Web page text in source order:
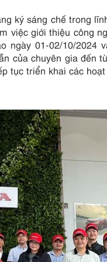
ký sáng chế trong
việc giới thiệu công
ngày 01-02/10/2024
của chuyên gia đến
tục triển khai các